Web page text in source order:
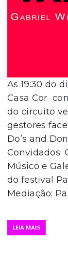
As 19:30 do
Casa Cor
do circuito
gestores
Do’s and
Convidados:
Músico e
do festival
Mediação:
LEIA MAIS